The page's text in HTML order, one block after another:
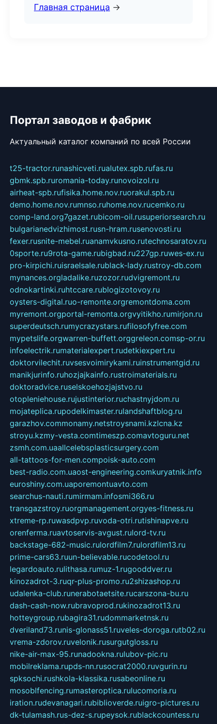
Главная страница →
Портал заводов и фабрик
Актуальный каталог компаний по всей России
t25-tractor.runashicveti.rualutex.spb.rufas.ru
gbmk.spb.ruromania-today.runovoizol.ru
airheat-spb.rufisika.home.nov.ruorakul.spb.ru
demo.home.nov.rumnso.ruhome.nov.rucemko.ru
comp-land.org7gazet.rubicom-oil.rusuperiorsearch.ru
bulgarianedvizhimost.rusn-hram.rusenovosti.ru
fexer.rusnite-mebel.ruanamvkusno.rutechnosaratov.ru
0sporte.ru9rota-game.rubigbad.ru227gp.ruwes-ex.ru
pro-kirpichi.ruisraelsale.rublack-lady.rustroy-db.com
mynances.orgladalike.ruzozor.rudvigremont.ru
odnokartinki.ruhtccare.rublogizotovoy.ru
oysters-digital.ruo-remonte.orgremontdoma.com
myremont.orgportal-remonta.orgvyitikho.rumirjon.ru
superdeutsch.rumycrazystars.rufilosofyfree.com
mypetslife.orgwarren-buffett.orggreleon.comsp-or.ru
infoelectrik.rumaterialexpert.rudetkiexpert.ru
doktorvilechit.ruvsesvoimirykami.ruinstrumentgid.ru
manikjurinfo.ruhozjajkainfo.rustroimaterials.ru
doktoradvice.ruselskoehozjajstvo.ru
otopleniehouse.rujustinterior.ruchastnyjdom.ru
mojateplica.rupodelkimaster.rulandshaftblog.ru
garazhov.commonamy.netstroysnami.kzlcna.kz
stroyu.kzmy-vesta.comtimeszp.comavtoguru.net
zsmh.com.uaallcelebsplasticsurgery.com
all-tattoos-for-men.compoisk-auto.com
best-radio.com.uaost-engineering.comkuryatnik.info
euroshiny.com.uaporemontuavto.com
searchus-nauti.rumirmam.infosmi366.ru
transgazstroy.ruorgmanagement.orgyes-fitness.ru
xtreme-rp.ruwasdpvp.ruvoda-otri.rutishinapve.ru
orenferma.ruavtoservis-avgust.rulord-tv.ru
backstage-682-music.rulordfilm7.rulordfilm13.ru
prime-cars63.ruun-believable.rucodetool.ru
legardoauto.rulithasa.rumuz-1.rugooddver.ru
kinozadrot-3.ruqr-plus-promo.ru2shizashop.ru
udalenka-club.runerabotaetsite.rucarszona-bu.ru
dash-cash-now.rubravoprod.rukinozadrot13.ru
hotteygroup.rubagira31.rudommarketnsk.ru
dveriland73.runis-glonass51.ruveles-doroga.rutb02.ru
vrema-zdorov.ruvelonik.rusurgutgloss.ru
nike-air-max-95.runadookna.rulubov-pic.ru
mobilreklama.rupds-nn.rusocrat2000.ruvgurin.ru
spksochi.rushkola-klassika.rusabeonline.ru
mosoblfencing.rumasteroptica.rulucomoria.ru
iration.rudevanagari.rubiblioverde.ruigro-pictures.ru
dk-tulamash.rus-dez-s.rupeysok.rublackcountess.ru